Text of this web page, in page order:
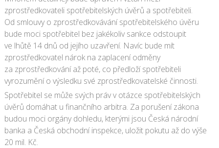
zprostředkovateli spotřebitelských úvěrů a spotřebiteli.
Od smlouvy o zprostředkovávání spotřebitelského úvěru
bude moci spotřebitel bez jakékoliv sankce odstoupit
ve lhůtě 14 dnů od jejího uzavření. Navíc bude mít
zprostředkovatel nárok na zaplacení odměny
za zprostředkování až poté, co předloží spotřebiteli
vyrozumění o výsledku své zprostředkovatelské činnosti.
Spotřebitel se může svých práv v otázce spotřebitelských
úvěrů domáhat u finančního arbitra. Za porušení zákona
budou moci orgány dohledu, kterými jsou Česká národní
banka a Česká obchodní inspekce, uložit pokutu až do výše
20 mil. Kč.